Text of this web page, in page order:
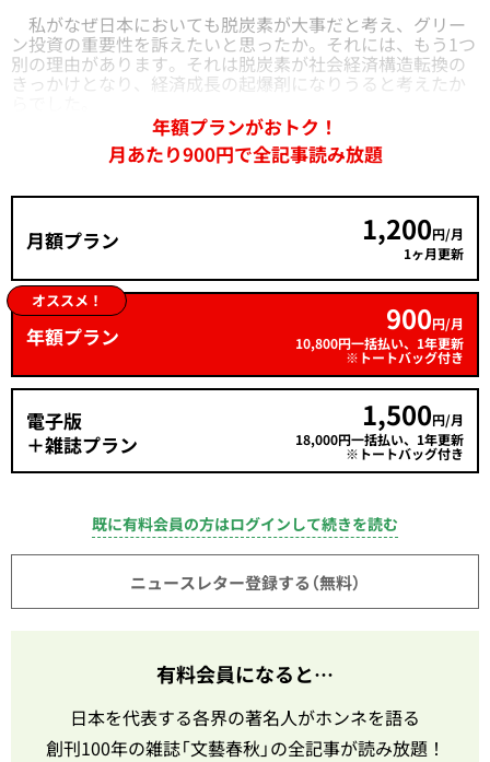
私がなぜ日本においても脱炭素が大事だと考え、グリー
ン投資の重要性を訴えたいと思ったか。それには、もう1つ
別の理由があります。それは脱炭素が社会経済構造転換の
きっかけとなり、経済成長の起爆剤になりうると考えたか
年額プランがおトク！
月あたり900円で全記事読み放題
月額プラン 1,200円/月
1ヶ月更新
オススメ！
年額プラン 900円/月
10,800円一括払い、1年更新
※トートバッグ付き
電子版
＋雑誌プラン
1,500円/月
18,000円一括払い、1年更新
※トートバッグ付き
既に有料会員の方はログインして続きを読む
ニュースレター登録する（無料）
有料会員になると…
日本を代表する各界の著名人がホンネを語る
創刊100年の雑誌「文藝春秋」の全記事が読み放題！